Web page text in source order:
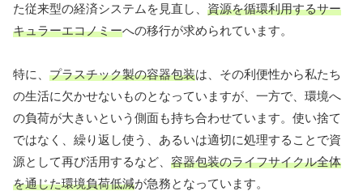
た従来型の経済システムを見直し、 資源を循環利用するサー
キュラーエコノミーへの移行が求められています。
特に、 プラスチック製の容器包装は、その利便性から私たち
の生活に欠かせないものとなっていますが、一方で、環境へ
の負荷が大きいという側面も持ち合わせています。使い捨て
ではなく、繰り返し使う、あるいは適切に処理することで資
源として再び活用するなど、 容器包装のライフサイクル全体
を通じた環境負荷低減が急務となっています。